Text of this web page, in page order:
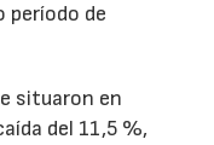
período de
situaron en
del 11,5 %,